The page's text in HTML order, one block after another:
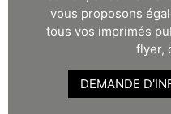
vous proposons
tous vos imprimés
flyer,
DEMANDE